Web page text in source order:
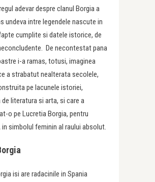
adevar despre clanul Borgia a
undeva intre legendele nascute in
cumplite si datele istorice, de
De necontestat pana
i-a ramas, totusi, imaginea
a strabatut nealterata secolele,
pe lacunele istoriei,
literatura si arta, si care a
o pe Lucretia Borgia, pentru
simbolul feminin al raului absolut.
isi are radacinile in Spania